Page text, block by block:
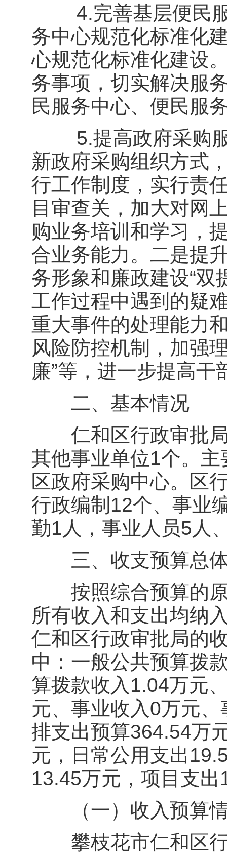
4.完善基层便民服
务中心规范化标准化
心规范化标准化建设
务事项，切实解决服
民服务中心、便民服
5.提高政府采购服
新政府采购组织方式
行工作制度，实行责
目审查关，加大对网
购业务培训和学习，
合业务能力。二是提
务形象和廉政建设“双
工作过程中遇到的疑
重大事件的处理能力
风险防控机制，加强
廉”等，进一步提高
二、基本情况
仁和区行政审批局
其他事业单位1个。
区政府采购中心。区
行政编制12个、事业
勤1人，事业人员5人
三、收支预算总
按照综合预算的原
所有收入和支出均纳
仁和区行政审批局的
中：一般公共预算拨
算拨款收入1.04万元
元、事业收入0万元
排支出预算364.54万
元，日常公用支出
13.45万元，项目支
（一）收入预算
攀枝花市仁和区行